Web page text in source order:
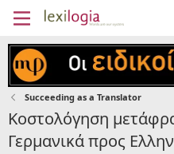
Succeeding as a Translator
Κοστολόγηση
Γερμανικά προς